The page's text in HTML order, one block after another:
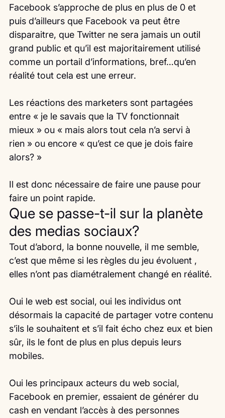
Facebook s’approche de plus en plus de 0 et
puis d’ailleurs que Facebook va peut être
disparaitre, que Twitter ne sera jamais un outil
grand public et qu’il est majoritairement utilisé
comme un portail d’informations, bref…qu’en
réalité tout cela est une erreur.
Les réactions des marketers sont partagées
entre « je le savais que la TV fonctionnait
mieux » ou « mais alors tout cela n’a servi à
rien » ou encore « qu’est ce que je dois faire
alors? »
Il est donc nécessaire de faire une pause pour
faire un point rapide.
Que se passe-t-il sur la planète
des medias sociaux?
Tout d’abord, la bonne nouvelle, il me semble,
c’est que même si les règles du jeu évoluent ,
elles n’ont pas diamétralement changé en réalité.
Oui le web est social, oui les individus ont
désormais la capacité de partager votre contenu
s’ils le souhaitent et s’il fait écho chez eux et bien
sûr, ils le font de plus en plus depuis leurs
mobiles.
Oui les principaux acteurs du web social,
Facebook en premier, essaient de générer du
cash en vendant l’accès à des personnes